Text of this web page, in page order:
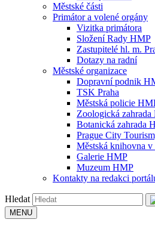
Městské části
Primátor a volené orgány
Vizitka primátora
Složení Rady HMP
Zastupitelé hl. m.
Dotazy na radní
Městské organizace
Dopravní podnik
TSK Praha
Městská policie
Zoologická
Botanická zahrada
Prague City
Městská knihovna v
Galerie HMP
Muzeum HMP
Kontakty na redakci
Hledat
MENU